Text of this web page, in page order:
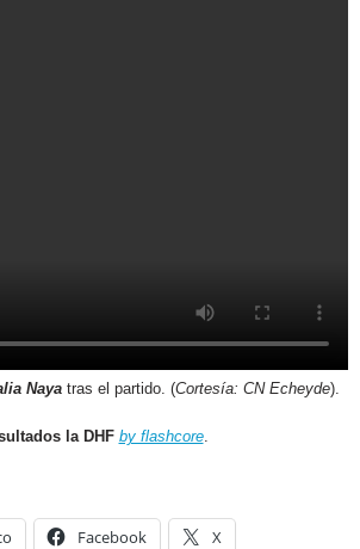
Nayatras el partido. (Cortesía: CN Echeyde).
la DHF by flashcore.
Facebook X